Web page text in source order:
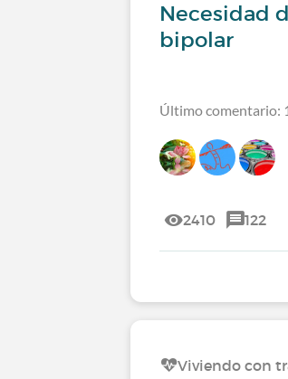
Necesidad
bipolar
Último comentario:
2410 122
Viviendo con